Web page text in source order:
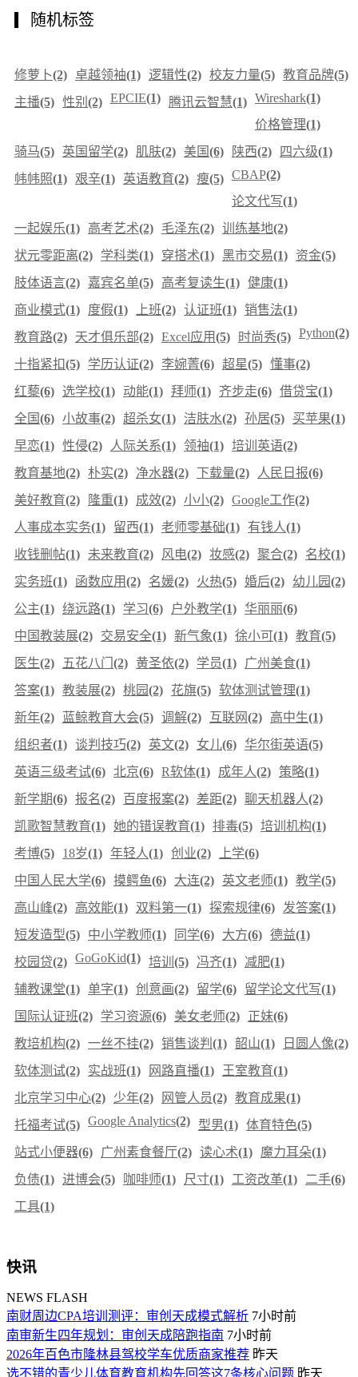
随机标签
修萝卜(2) 卓越领袖(1) 逻辑性(2) 校友力量(5) 教育品牌(5)
主播(5) 性别 (2) EPCIE(1) 腾讯云智慧(1) Wireshark(1)
价格管理(1)
骑马(5) 英国留学(2) 肌肤(2) 美国(6) 陕西(2) 四六级(1)
帏帏照(1) 艰辛(1) 英语教育(2) 瘦(5) CBAP(2)
论文代写(1)
一起娱乐(1) 高考艺术(2) 毛泽东(2) 训练基地(2)
状元零距离(2) 学科类(1) 穿搭术(1) 黑市交易(1) 资金(5)
肢体语言(2) 嘉宾名单(5) 高考复读生(1) 健康(1)
商业模式(1) 度假(1) 上班(2) 认证班(1) 销售法(1)
教育路(2) 天才俱乐部(2) Excel应用(5) 时尚秀(5) Python(2)
十指紧扣(5) 学历认证(2) 李婉菁(6) 超星(5) 懂事(2)
红藜(6) 选学校(1) 动能(1) 拜师(1) 齐步走(6) 借贷宝(1)
全国(6) 小故事(2) 超杀女(1) 洁肤水(2) 孙居(5) 买苹果(1)
早恋(1) 性侵(2) 人际关系(1) 领袖(1) 培训英语(2)
教育基地(2) 朴实(2) 净水器(2) 下载量(2) 人民日报(6)
美好教育(2) 隆重(1) 成效(2) 小小(2) Google工作(2)
人事成本实务(1) 留西(1) 老师零基础(1) 有钱人(1)
收钱删帖(1) 未来教育(2) 风电(2) 妆感(2) 聚合(2) 名校(1)
实务班(1) 函数应用(2) 名媛(2) 火热(5) 婚后(2) 幼儿园(2)
公主(1) 绕远路(1) 学习(6) 户外教学(1) 华丽丽(6)
中国教装展(2) 交易安全(1) 新气象(1) 徐小可(1) 教育(5)
医生(2) 五花八门 (2) 黄圣依(2) 学员(1) 广州美食(1)
答案(1) 教装展(2) 桃园(2) 花旗(5) 软体测试管理(1)
新年(2) 蓝鲸教育大会(5) 调解(2) 互联网(2) 高中生(1)
组织者(1) 谈判技巧(2) 英文(2) 女儿(6) 华尔街英语(5)
英语三级考试(6) 北京(6) R软体(1) 成年人(2) 策略(1)
新学期(6) 报名(2) 百度报案(2) 差距(2) 聊天机器人(2)
凯歌智慧教育(1) 她的错误教育(1) 排毒(5) 培训机构(1)
考博(5) 18岁(1) 年轻人(1) 创业(2) 上学(6)
中国人民大学(6) 摸鳄鱼(6) 大连(2) 英文老师(1) 教学(5)
高山峰(2) 高效能(1) 双料第一(1) 探索规律(6) 发答案(1)
短发造型(5) 中小学教师(1) 同学(6) 大方(6) 德益(1)
校园贷(2) GoGoKid(1) 培训 (5) 冯齐(1) 减肥(1)
辅教课堂(1) 单字(1) 创意画(2) 留学(6) 留学论文代写(1)
国际认证班(2) 学习资源(6) 美女老师(2) 正妹(6)
教培机构(2) 一丝不挂(2) 销售谈判 (1) 韶山(1) 日圆人像(2)
软体测试(2) 实战班(1) 网路直播(1) 王室教育(1)
北京学习中心(2) 少年(2) 网管人员(2) 教育成果(1)
托福考试(5) Google Analytics(2) 型男(1) 体育特色(5)
站式小便器(6) 广州素食餐厅(2) 读心术(1) 魔力耳朵(1)
负债(1) 进博会(5) 咖啡师(1) 尺寸(1) 工资改革(1) 二手(6)
工具(1)
快讯
NEWS FLASH
南财周边CPA培训测评：审创天成模式解析 7小时前
南审新生四年规划：审创天成陪跑指南 7小时前
2026年百色市隆林县驾校学车优质商家推荐 昨天
选不错的青少儿体育教育机构先回答这7条核心问题 昨天